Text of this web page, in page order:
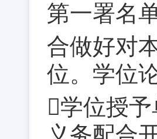
第一署名
合做好对
位。学位
学位授